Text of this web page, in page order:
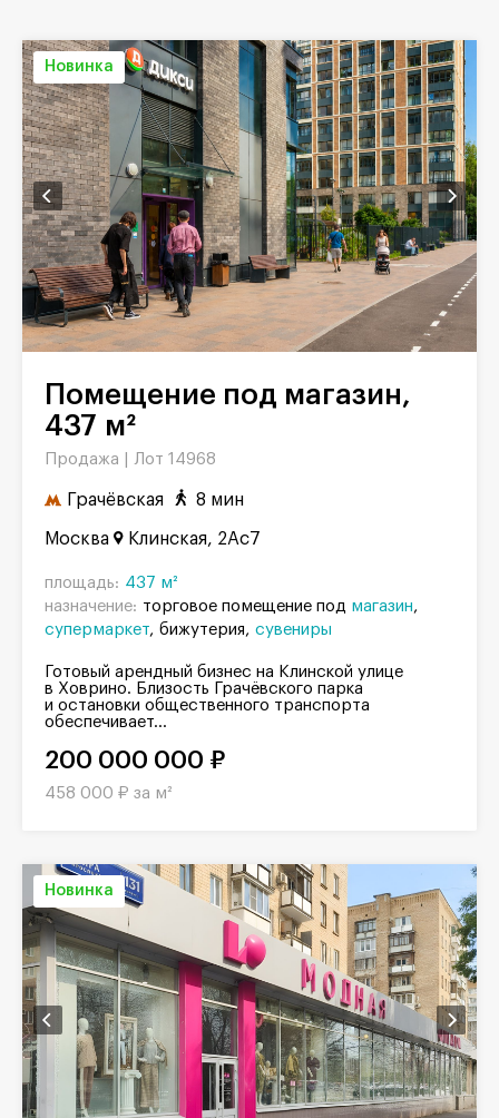
Новинка
Помещение под магазин,
437 м²
Продажа | Лот 14968
Грачёвская 8 мин
Москва Клинская, 2Ас7
площадь: 437 м²
назначение: торговое помещение под магазин
супермаркет бижутерия сувениры
Готовый арендный бизнес на Клинской улице
в Ховрино. Близость Грачёвского парка
и остановки общественного транспорта
обеспечивает...
200 000 000 ₽
458 000 ₽ за м²
Новинка